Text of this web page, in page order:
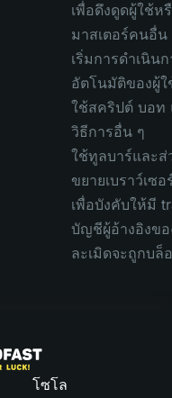
เพื่อดึงดูดผู้ใช้ห
มาสเตอร์คนอื่น
เริ่มการดำเนิน
อัตโนมัติของผู้ใ
ใช้สคริปต์ บอท
วิธีการอื่น ๆ
ใช้ทูลบาร์และส่
ขยายเบราว์เซอ
เพื่อบังคับให้มี
บัญชีผู้อ้างอิงขอ
ละเมิดจะถูกบล็
โซโล